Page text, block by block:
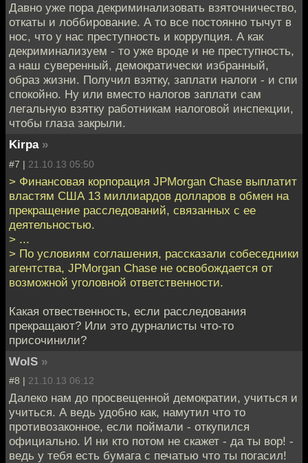
Давно уже пора декриминализовать взяточничество,
откаты и лоббирование. А то все постоянно тычут в
нос, что у нас преступность и коррупция. А как
декриминализуем - то уже вроде и не преступность,
а наш суверенный, демократически избранный,
образ жизни. Получил взятку, заплати налоги - и спи
спокойно. Ну или вместо налогов заплати сам
легальную взятку работникам налоговой инспекции,
чтобы глаза закрыли.
Kirpa »
#7 | 21.10.13 05:50
> Финансовая корпорация JPMorgan Chase выплатит
властям США 13 миллиардов долларов в обмен на
прекращение расследований, связанных с ее
деятельностью.
> ...
> По условиям соглашения, рассказали собеседники
агентства, JPMorgan Chase не освобождается от
возможной уголовной ответственности.
Какая отвественность, если расследования
прекращают? Или это дурналисты что-то
присочинили?
WolS »
#8 | 21.10.13 06:12
Далеко нам до просвещенной демократии, учиться и
учиться. А ведь удобно как, намутил что то
противозаконное, если поймали - откупился
официально. И ни кто потом не скажет - да ты вор! -
ведь у тебя есть бумага с печатью что ты погасил!